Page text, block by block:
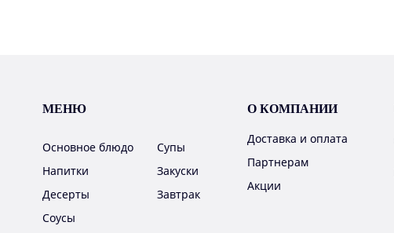
МЕНЮ
Основное блюдо
Напитки
Десерты
Соусы
Супы
Закуски
Завтрак
О КОМПАНИИ
Доставка и оплата
Партнерам
Акции